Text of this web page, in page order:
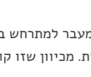
למתרחש
מכיוון שזו